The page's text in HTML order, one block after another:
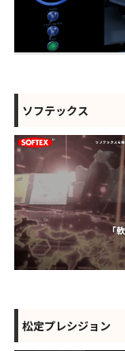
ソフテックス
松定プレシジョン